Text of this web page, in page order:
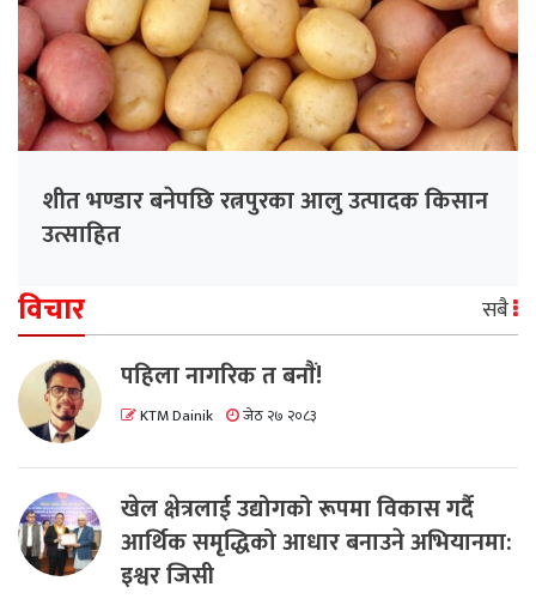
शीत भण्डार बनेपछि रत्नपुरका आलु उत्पादक किसान
उत्साहित
विचार सबै
पहिला नागरिक त बनाैं!
KTM Dainik जेठ २७ २०८३
खेल क्षेत्रलाई उद्योगको रूपमा विकास गर्दै
आर्थिक समृद्धिको आधार बनाउने अभियानमा:
इश्वर जिसी